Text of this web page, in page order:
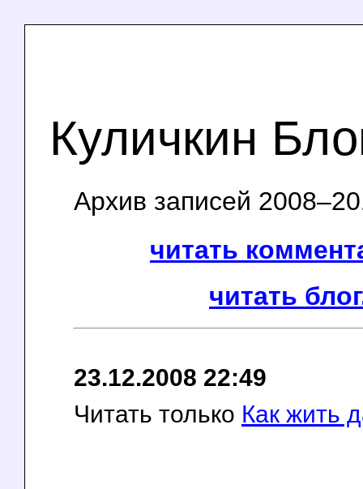
Куличкин
Архив записей
читать
читать
23.12.2008 22:49
Читать только Как жить